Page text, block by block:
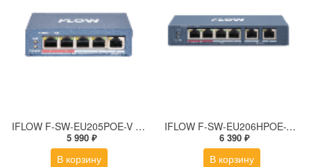
IFLOW F-SW-EU205POE-V коммутатор
5 990 ₽
В корзину
IFLOW F-SW-EU206HPOE-V коммутатор
6 390 ₽
В корзину